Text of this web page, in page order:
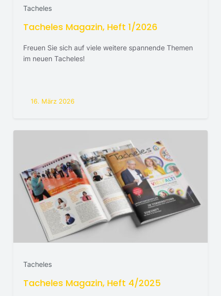
Tacheles
Tacheles Magazin, Heft 1/2026
Freuen Sie sich auf viele weitere spannende Themen
im neuen Tacheles!
16. März 2026
Tacheles
Tacheles Magazin, Heft 4/2025